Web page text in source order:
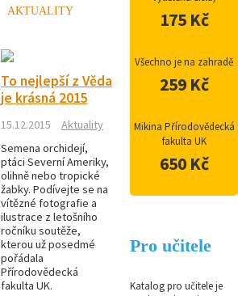
AKTUALITY
To nejlepší z Věda
je krásná 2015
15.12.2015
Aktuality
Semena orchidejí,
ptáci Severní Ameriky,
olihně nebo tropické
žabky. Podívejte se na
vítězné fotografie a
ilustrace z letošního
ročníku soutěže,
kterou už posedmé
pořádala
Přírodovědecká
fakulta UK.
175 Kč
Všechno je na zahradě
259 Kč
Mikina Přírodovědecká
fakulta UK
650 Kč
Pro učitele
Katalog pro učitele je